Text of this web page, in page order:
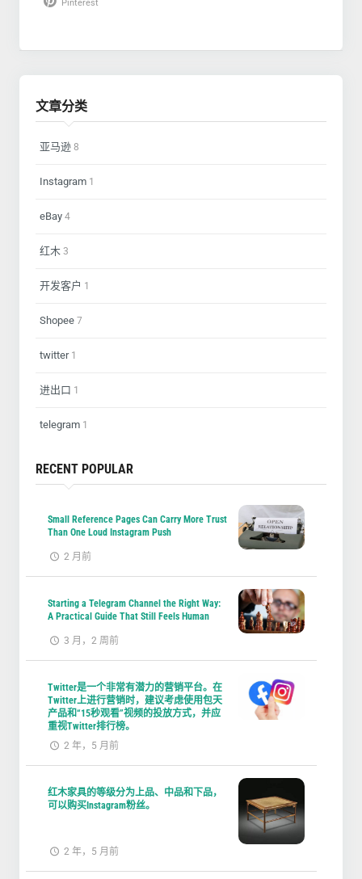
Pinterest
文章分类
亚马逊 8
Instagram 1
eBay 4
红木 3
开发客户 1
Shopee 7
twitter1
进出口 1
telegram 1
RECENT POPULAR
Small Reference Pages Can Carry More Trust
Than One Loud Instagram Push
2 月前
Starting a Telegram Channel the Right Way:
A Practical Guide That Still Feels Human
3 月，2 周前
Twitter是一个非常有潜力的营销平台。在
Twitter上进行营销时，建议考虑使用包天
产品和“15秒观看”视频的投放方式，并应
重视Twitter排行榜。
2 年，5 月前
红木家具的等级分为上品、中品和下品，
可以购买Instagram粉丝。
2 年，5 月前